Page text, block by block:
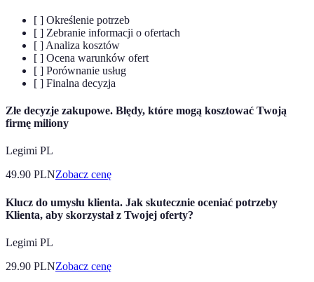
[ ] Określenie potrzeb
[ ] Zebranie informacji o ofertach
[ ] Analiza kosztów
[ ] Ocena warunków ofert
[ ] Porównanie usług
[ ] Finalna decyzja
Złe decyzje zakupowe. Błędy, które mogą kosztować Twoją
firmę miliony
Legimi PL
49.90 PLNZobacz cenę
Klucz do umysłu klienta. Jak skutecznie oceniać potrzeby
Klienta, aby skorzystał z Twojej oferty?
Legimi PL
29.90 PLNZobacz cenę